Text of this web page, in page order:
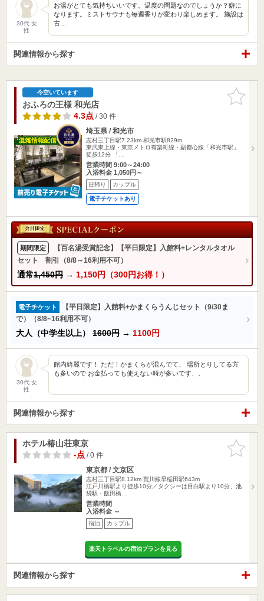
30代 女
性
お湯がとても気持ちいいです。温度の問題なのでしょうか？癖に
なります。ミストサウナも毎週香りが変わり楽しめます。 施設は
古…
関連情報から探す
お気に入
りに追加
今空いています
おふろの王様 和光店
4.3点/ 30 件
埼玉県 / 和光市
志村三丁目駅7.23km 和光市駅829m
東武東上線・東京メトロ有楽町線・副都心線「和光市駅」
徒歩12分 「…
営業時間 9:00～24:00
入浴料金 1,050円～
日帰り カップル
電子チケットあり
期間限定
【百名湯受賞記念】【平日限定】入館料+レンタルタオル
セット 割引（8/8～16利用不可）
通常1,450円 → 1,150円（300円お得！）
電子チケット
【平日限定】入館料+かまくらうんじセット（9/30ま
で）（8/8~16利用不可）
大人（中学生以上） 1600円 → 1100円
30代 女
性
館内綺麗です！ ただ！かまくらが混んでて、 場所とりしてる方
も多いので お金払っても使えない時が多いです、、
関連情報から探す
お気に入
りに追加
ホテル椿山荘東京
-点/ 0 件
東京都 / 文京区
志村三丁目駅8.12km 荒川線早稲田駅643m
江戸川橋駅より徒歩10分／タクシーは目白駅より10分、池
袋駅・飯田橋…
営業時間
入浴料金 ～
宿泊 カップル
楽天トラベルの宿泊プランを見る
関連情報から探す